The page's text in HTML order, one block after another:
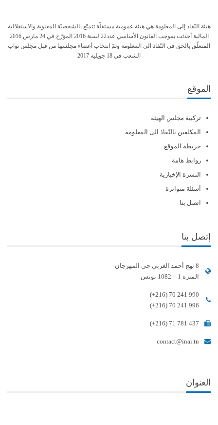
هيئة النّفاذ إلى المعلومة هي هيئة عمومية مستقلّة تتمتّع بالشخصيّة المعنوية والاستقلالية
المالية أحدثت بموجب القانون الأساسي عدد22 لسنة 2016 المؤرّخ في 24 مارس 2016
المتعلّق بالحق في النّفاذ الى المعلومة وتمّ انتخاب أعضاء مجلسها من قبل مجلس نواب
الشعب في 18 جويلية 2017
الموقع
تركيبة مجلس الهيئة
المكلفين بالنّفاذ الى المعلومة
خريطة الموقع
روابط هامة
النشرة الإخبارية
أسئلة متواترة
اتصل بنا
إتصل بنا
8 نهج أحمد الغربي حي المهرجان
المنزه 1 – 1082 تونس
(+216) 70 241 990
(+216) 70 241 996
(+216) 71 781 437
contact@inai.tn
العنوان